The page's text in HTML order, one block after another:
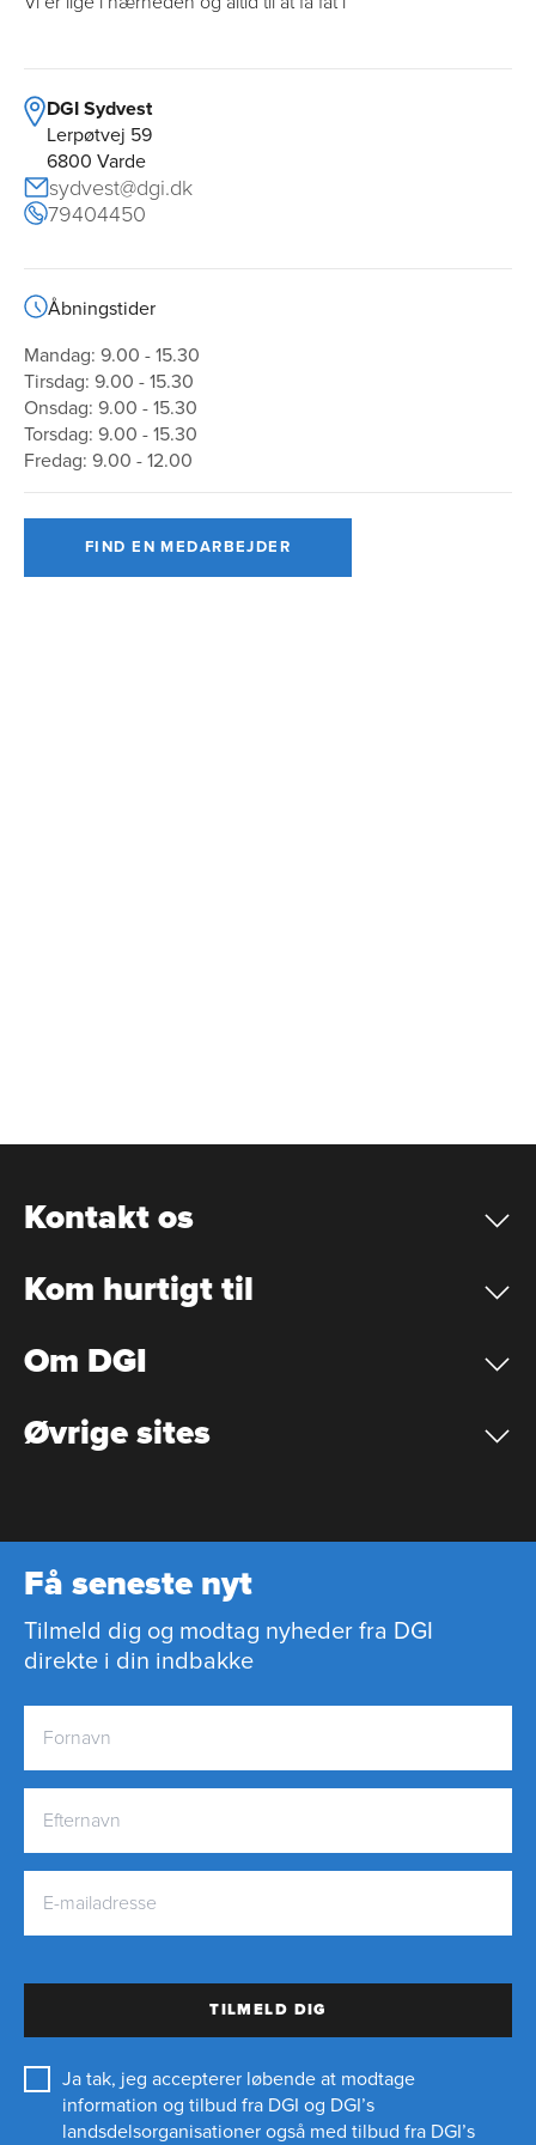
DGI Sydvest
Lerpøtvej 59
6800 Varde
sydvest@dgi.dk
79404450
Åbningstider
Mandag: 9.00 - 15.30
Tirsdag: 9.00 - 15.30
Onsdag: 9.00 - 15.30
Torsdag: 9.00 - 15.30
Fredag: 9.00 - 12.00
FIND EN MEDARBEJDER
Kontakt os
Kom hurtigt til
Om DGI
Øvrige sites
Få seneste nyt
Tilmeld dig og modtag nyheder fra DGI
direkte i din indbakke
TILMELD DIG
Ja tak, jeg accepterer løbende at modtage
information og tilbud fra DGI og DGI’s
landsdelsorganisationer også med tilbud fra DGI’s